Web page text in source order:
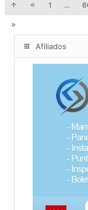
1 …
Afiliados